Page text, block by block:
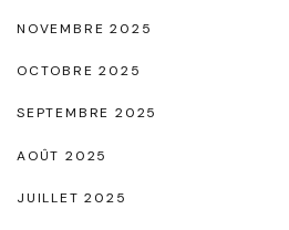
c
l
b
NOVEMBRE 2025
OCTOBRE 2025
SEPTEMBRE 2025
AOÛT 2025
JUILLET 2025